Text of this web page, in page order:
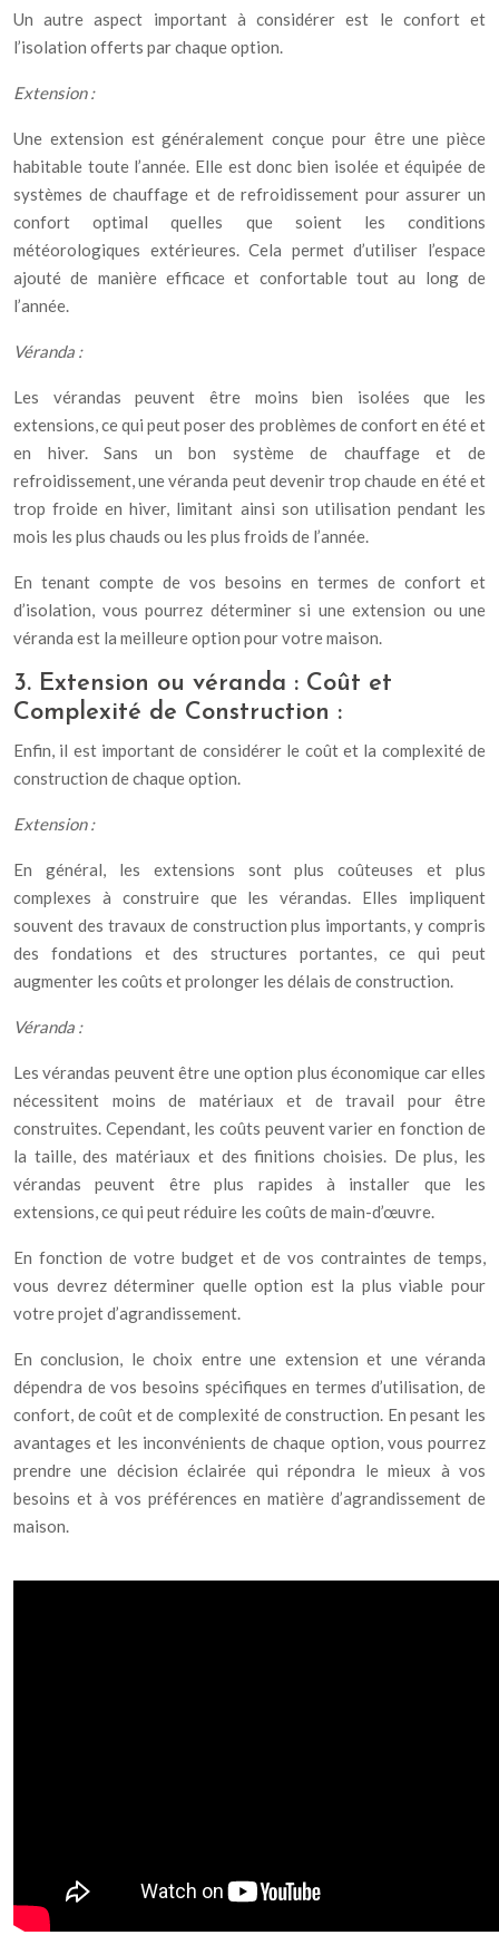
Un autre aspect important à considérer est le confort et
l’isolation offerts par chaque option.
Extension :
Une extension est généralement conçue pour être une pièce
habitable toute l’année. Elle est donc bien isolée et équipée de
systèmes de chauffage et de refroidissement pour assurer un
confort optimal quelles que soient les conditions
météorologiques extérieures. Cela permet d’utiliser l’espace
ajouté de manière efficace et confortable tout au long de
l’année.
Véranda :
Les vérandas peuvent être moins bien isolées que les
extensions, ce qui peut poser des problèmes de confort en été et
en hiver. Sans un bon système de chauffage et de
refroidissement, une véranda peut devenir trop chaude en été et
trop froide en hiver, limitant ainsi son utilisation pendant les
mois les plus chauds ou les plus froids de l’année.
En tenant compte de vos besoins en termes de confort et
d’isolation, vous pourrez déterminer si une extension ou une
véranda est la meilleure option pour votre maison.
3. Extension ou véranda : Coût et
Complexité de Construction :
Enfin, il est important de considérer le coût et la complexité de
construction de chaque option.
Extension :
En général, les extensions sont plus coûteuses et plus
complexes à construire que les vérandas. Elles impliquent
souvent des travaux de construction plus importants, y compris
des fondations et des structures portantes, ce qui peut
augmenter les coûts et prolonger les délais de construction.
Véranda :
Les vérandas peuvent être une option plus économique car elles
nécessitent moins de matériaux et de travail pour être
construites. Cependant, les coûts peuvent varier en fonction de
la taille, des matériaux et des finitions choisies. De plus, les
vérandas peuvent être plus rapides à installer que les
extensions, ce qui peut réduire les coûts de main-d’œuvre.
En fonction de votre budget et de vos contraintes de temps,
vous devrez déterminer quelle option est la plus viable pour
votre projet d’agrandissement.
En conclusion, le choix entre une extension et une véranda
dépendra de vos besoins spécifiques en termes d’utilisation, de
confort, de coût et de complexité de construction. En pesant les
avantages et les inconvénients de chaque option, vous pourrez
prendre une décision éclairée qui répondra le mieux à vos
besoins et à vos préférences en matière d’agrandissement de
maison.